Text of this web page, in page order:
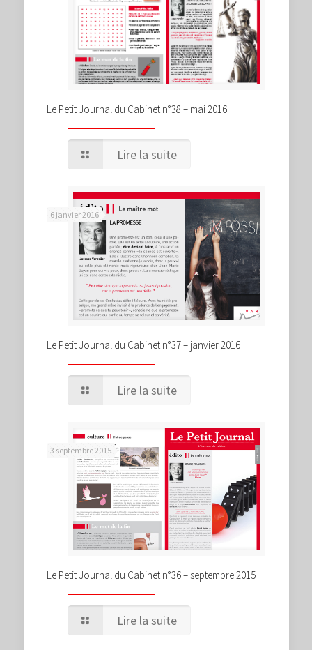
Le Petit Journal du Cabinet n°38 – mai 2016
Lire la suite
6 janvier 2016
Le Petit Journal du Cabinet n°37 – janvier 2016
Lire la suite
3 septembre 2015
Le Petit Journal du Cabinet n°36 – septembre 2015
Lire la suite